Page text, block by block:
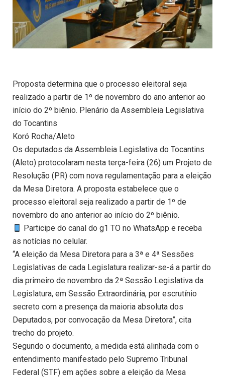
Proposta determina que o processo eleitoral seja
realizado a partir de 1º de novembro do ano anterior ao
início do 2º biênio. Plenário da Assembleia Legislativa
do Tocantins
Koró Rocha/Aleto
Os deputados da Assembleia Legislativa do Tocantins
(Aleto) protocolaram nesta terça-feira (26) um Projeto de
Resolução (PR) com nova regulamentação para a eleição
da Mesa Diretora. A proposta estabelece que o
processo eleitoral seja realizado a partir de 1º de
novembro do ano anterior ao início do 2º biênio.
Participe do canal do g1 TO no WhatsApp e receba
as notícias no celular.
“A eleição da Mesa Diretora para a 3ª e 4ª Sessões
Legislativas de cada Legislatura realizar-se-á a partir do
dia primeiro de novembro da 2ª Sessão Legislativa da
Legislatura, em Sessão Extraordinária, por escrutínio
secreto com a presença da maioria absoluta dos
Deputados, por convocação da Mesa Diretora”, cita
trecho do projeto.
Segundo o documento, a medida está alinhada com o
entendimento manifestado pelo Supremo Tribunal
Federal (STF) em ações sobre a eleição da Mesa